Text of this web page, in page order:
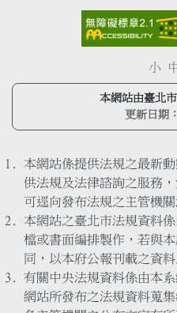
小
本網站由臺北
更新日期：
本網站係提供法規之最新
供法規及法律諮詢之服務
可逕向發布法規之主管機關
本網站之臺北市法規資料
檔或書面編排製作，若與
同，以本府公報刊載之資料
有關中央法規資料係由本
網站所發布之法規資料蒐